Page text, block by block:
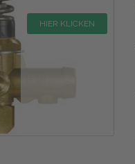
HIER KLICKEN